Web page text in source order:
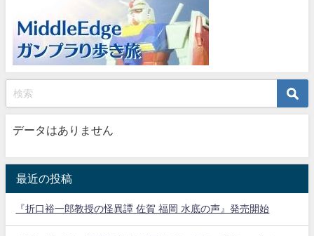
データはありません
最近の投稿
『折口裕一郎教授の怪異譚 佐賀 福岡 水底の声』発売開始